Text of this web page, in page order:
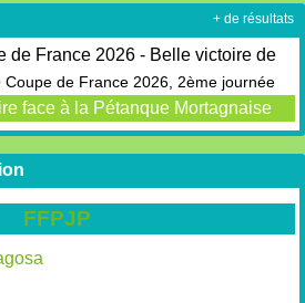
de France 2026 - Belle victoire de
Coupe de France 2026, 2ème journée
face à la Pétanque Mortagnaise
+ de résultats
FFPJP